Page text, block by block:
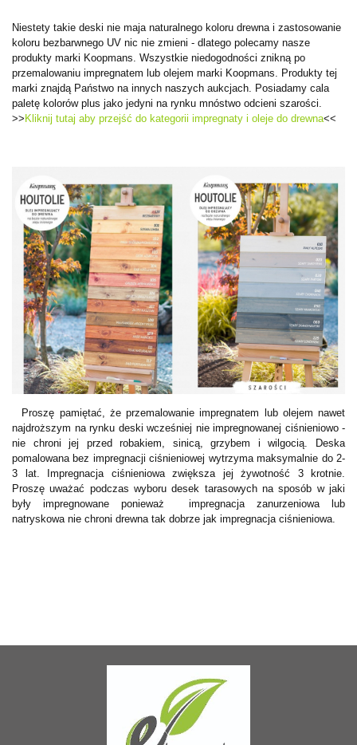
Niestety takie deski nie maja naturalnego koloru drewna i zastosowanie
koloru bezbarwnego UV nic nie zmieni - dlatego polecamy nasze
produkty marki Koopmans. Wszystkie niedogodności znikną po
przemalowaniu impregnatem lub olejem marki Koopmans. Produkty tej
marki znajdą Państwo na innych naszych aukcjach. Posiadamy cala
paletę kolorów plus jako jedyni na rynku mnóstwo odcieni szarości.
>>Kliknij tutaj aby przejść do kategorii impregnaty i oleje do drewna<<
Proszę pamiętać, że przemalowanie impregnatem lub olejem nawet
najdroższym na rynku deski wcześniej nie impregnowanej ciśnieniowo -
nie chroni jej przed robakiem, sinicą, grzybem i wilgocią. Deska
pomalowana bez impregnacji ciśnieniowej wytrzyma maksymalnie do 2-
3 lat. Impregnacja ciśnieniowa zwiększa jej żywotność 3 krotnie.
Proszę uważać podczas wyboru desek tarasowych na sposób w jaki
były impregnowane ponieważ impregnacja zanurzeniowa lub
natryskowa nie chroni drewna tak dobrze jak impregnacja ciśnieniowa.